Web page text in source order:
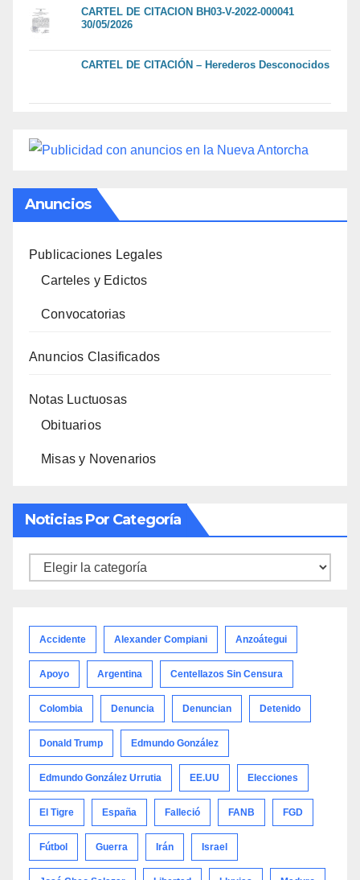
CARTEL DE CITACION BH03-V-2022-000041
30/05/2026
CARTEL DE CITACIÓN – Herederos Desconocidos
Anuncios
Publicaciones Legales
Carteles y Edictos
Convocatorias
Anuncios Clasificados
Notas Luctuosas
Obituarios
Misas y Novenarios
Noticias Por Categoría
Noticias
Accidente Alexander Compiani Anzoátegui
Apoyo Argentina Centellazos Sin Censura
Colombia Denuncia Denuncian Detenido
Donald Trump Edmundo González
Edmundo González Urrutia EE.UU Elecciones
El Tigre España Falleció FANB FGD
Fútbol Guerra Irán Israel